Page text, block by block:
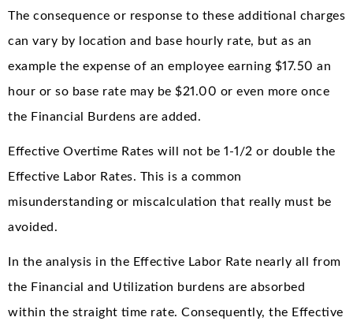
The consequence or response to these additional charges
can vary by location and base hourly rate, but as an
example the expense of an employee earning $17.50 an
hour or so base rate may be $21.00 or even more once
the Financial Burdens are added.
Effective Overtime Rates will not be 1-1/2 or double the
Effective Labor Rates. This is a common
misunderstanding or miscalculation that really must be
avoided.
In the analysis in the Effective Labor Rate nearly all from
the Financial and Utilization burdens are absorbed
within the straight time rate. Consequently, the Effective